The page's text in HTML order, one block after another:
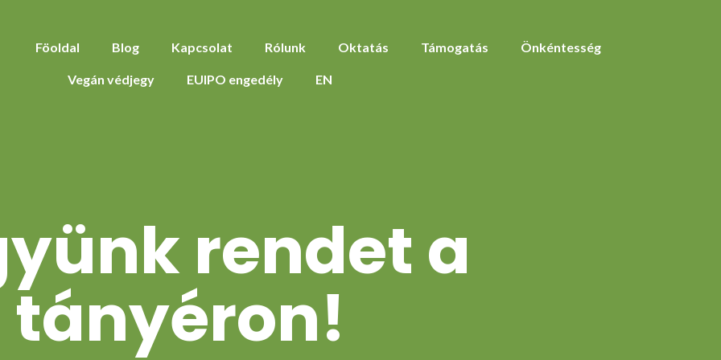
Föoldal Blog Kapcsolat Rólunk Oktatás Támogatás Önkéntesség
Vegán védjegy EUIPO engedély EN
rendet a
tányéron!